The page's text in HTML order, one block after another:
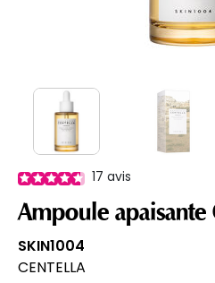
17 avis
Ampoule apaisante
SKIN1004
CENTELLA